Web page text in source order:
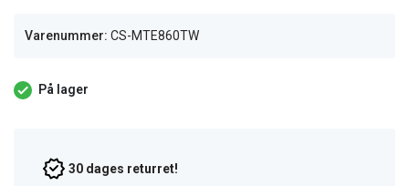
Varenummer: CS-MTE860TW
På lager
30 dages returret!